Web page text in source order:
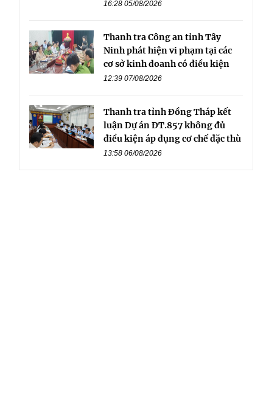
16:28 05/08/2026
Thanh tra Công an tỉnh Tây
Ninh phát hiện vi phạm tại các
cơ sở kinh doanh có điều kiện
12:39 07/08/2026
Thanh tra tỉnh Đồng Tháp kết
luận Dự án ĐT.857 không đủ
điều kiện áp dụng cơ chế đặc thù
13:58 06/08/2026